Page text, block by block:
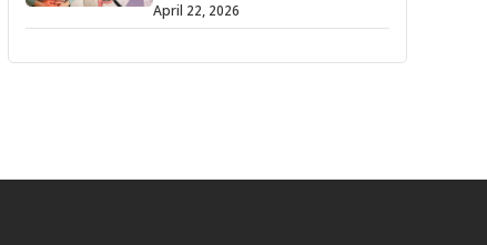
April 22, 2026